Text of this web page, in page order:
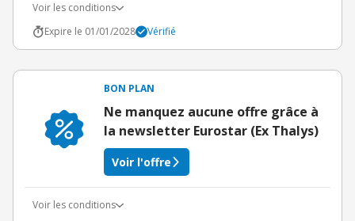
Voir les conditions
Expire le 01/01/2028
Vérifié
BON PLAN
Ne manquez aucune offre grâce à
la newsletter Eurostar (Ex Thalys)
Voir l'offre
Voir les conditions